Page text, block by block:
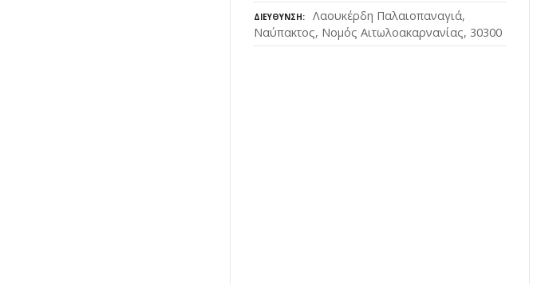
ΔΙΕΎΘΥΝΣΗ
Λαουκέρδη Παλαιοπαναγιά,
Ναύπακτος, Νομός Αιτωλοακαρνανίας, 30300